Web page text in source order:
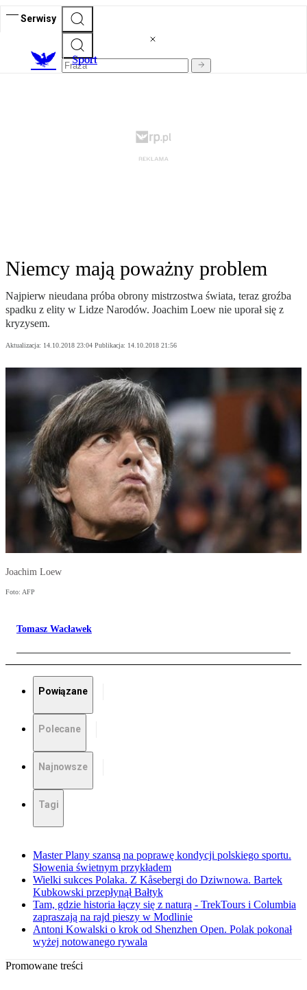
Serwisy
Sport
Niemcy mają poważny problem
Najpierw nieudana próba obrony mistrzostwa świata, teraz groźba
spadku z elity w Lidze Narodów. Joachim Loew nie uporał się z
kryzysem.
Aktualizacja: 14.10.2018 23:04 Publikacja: 14.10.2018 21:56
Joachim Loew
Foto: AFP
Tomasz Wacławek
Powiązane
Polecane
Najnowsze
Tagi
Master Plany szansą na poprawę kondycji polskiego sportu.
Słowenia świetnym przykładem
Wielki sukces Polaka. Z Kåsebergi do Dziwnowa. Bartek
Kubkowski przepłynął Bałtyk
Tam, gdzie historia łączy się z naturą - TrekTours i Columbia
zapraszają na rajd pieszy w Modlinie
Antoni Kowalski o krok od Shenzhen Open. Polak pokonał
wyżej notowanego rywala
Promowane treści